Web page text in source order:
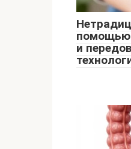
помощью
и